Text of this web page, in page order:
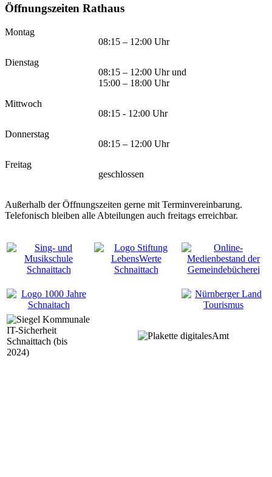
Öffnungszeiten Rathaus
Montag
08:15 – 12:00 Uhr
Dienstag
08:15 – 12:00 Uhr und
15:00 – 18:00 Uhr
Mittwoch
08:15 - 12:00 Uhr
Donnerstag
08:15 – 12:00 Uhr
Freitag
geschlossen
Außerhalb der Öffnungszeiten gerne mit Terminvereinbarung.
Telefonisch bleiben alle Abteilungen auch freitags erreichbar.